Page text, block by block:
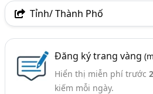
Ngành nghề
Ngành xem thêm
Vật Liệu Xây Dựng (3343)
Tỉnh/ Thành Phố
Bình Dương
Tp. Đà Nẵng
An Giang
Đăng ký trang vàng
Hiển thị miễn phí trước
kiếm mỗi ngày.